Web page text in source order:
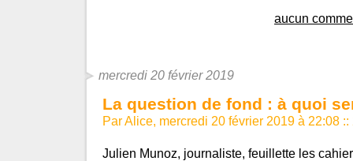
aucun
mercredi 20 février 2019
La question de fond : à quoi
Par Alice, mercredi 20 février 2019 à 22:08 ::
Julien Munoz, journaliste, feuillette les